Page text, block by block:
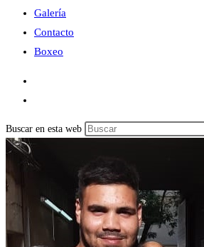
Galería
Contacto
Boxeo
Buscar en esta web